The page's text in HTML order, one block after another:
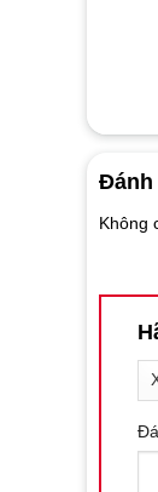
Đánh
Không